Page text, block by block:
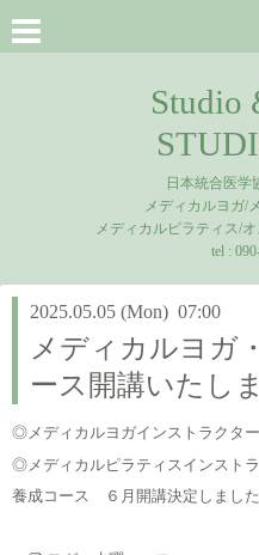
Studio
日本統合医学
メディカルヨガ/
メディカルピラティス/
tel :
2025.05.05 (Mon) 07:00
メディカルヨガ
ース開講いたし
◎メディカルヨガインストラクター
◎メディカルピラティスインスト
養成コース ６月開講決定しました